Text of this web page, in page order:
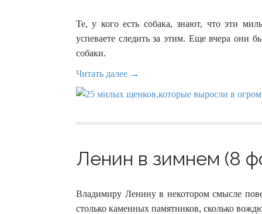
Те, у кого есть собака, знают, что эти
успеваете следить за этим. Еще вчера они
собаки.
Читать далее →
Ленин в зимнем (8
Владимиру Ленину в некотором смысле
столько каменных памятников, сколько